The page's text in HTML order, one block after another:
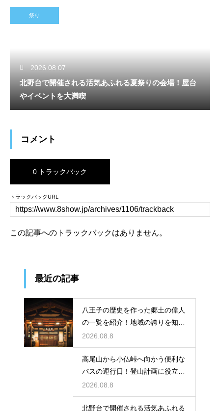
祭り
2026.08.07
北野台で開催される活気あふれる夏祭りの会場！屋台
やイベントを大満喫
コメント
0 トラックバック
トラックバックURL
この記事へのトラックバックはありません。
最近の記事
八王子の歴史を作った郷土の偉人
の一覧を紹介！地域の誇りを知る
学びの旅
2026.08.8
高尾山から小仏峠へ向かう便利な
バスの運行日！登山計画に役立つ
時刻表
2026.08.8
北野台で開催される活気あふれる